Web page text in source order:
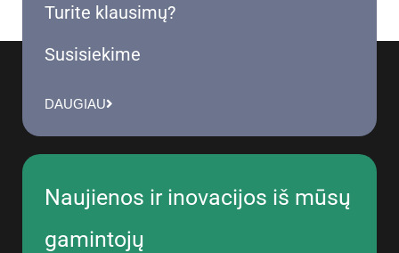
Turite klausimų?
Susisiekime
DAUGIAU
Naujienos ir inovacijos iš mūsų
gamintojų